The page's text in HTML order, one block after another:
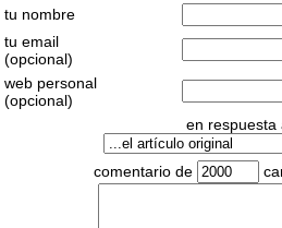
tu nombre
tu email
(opcional)
web personal
(opcional)
en respuesta
comentario de